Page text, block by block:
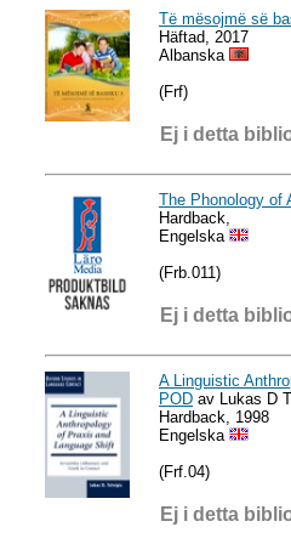
Të mësojmë së
Häftad, 2017
Albanska
(Frf)
Ej i detta
The Phonology of
Hardback,
Engelska
(Frb.011)
Ej i detta
A Linguistic
POD av Lukas D
Hardback, 1998
Engelska
(Frf.04)
Ej i detta